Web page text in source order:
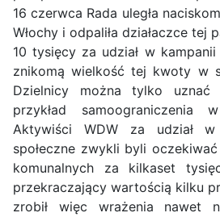
16 czerwca Rada uległa
Włochy i odpaliła działaczce tej
10 tysięcy za udział w
znikomą wielkość tej kwoty w
Dzielnicy można tylko
przykład samoograniczenia
Aktywiści WDW za udział
społeczne zwykli byli
komunalnych za kilkaset
przekraczający wartością kilku
zrobił więc wrażenia nawet